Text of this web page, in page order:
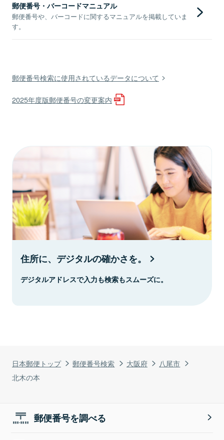
日本郵便トップ 郵便番号検索 大阪府
八尾市
北木の本
郵便番号・バーコードマニュアル
郵便番号や、バーコードに関するマニュアルを掲載していま
す。
郵便番号検索に使用されているデータについて
2025年度版郵便番号の変更案内
住所に、デジタルの確かさを。
デジタルアドレスで入力も検索もスムーズに。
郵便番号を調べる